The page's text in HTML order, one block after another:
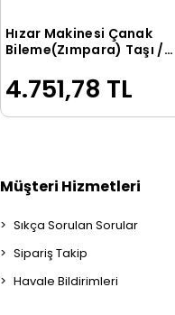
Sepete Ekle
Hızar Makinesi Çanak
Bileme(Zımpara) Taşı /
4.751,78 TL
Müşteri Hizmetleri
Sıkça Sorulan Sorular
Sipariş Takip
Havale Bildirimleri